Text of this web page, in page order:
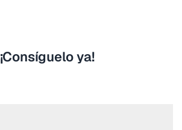
¡Consíguelo ya!